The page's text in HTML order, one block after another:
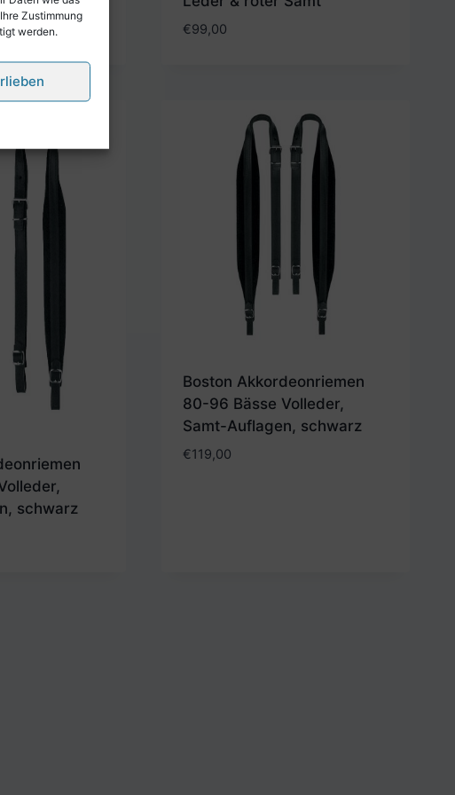
Zustimmung
werden.
€99,00
schwarz
Boston Akkordeonriemen
80-96 Bässe Volleder,
Samt-Auflagen, schwarz
€119,00